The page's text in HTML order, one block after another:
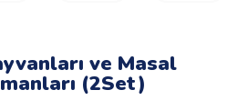
ve Masal
(2Set)